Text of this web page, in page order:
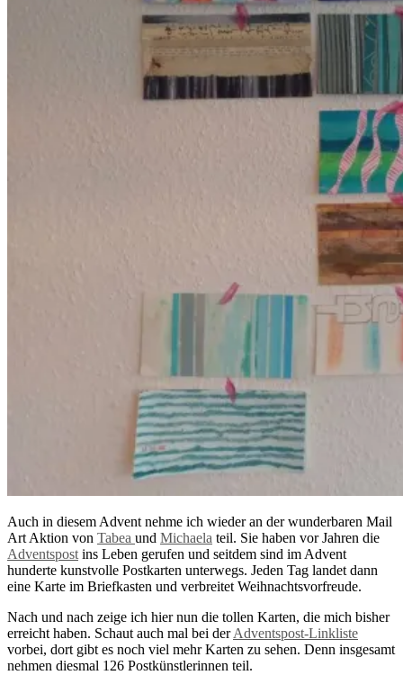
Auch in diesem Advent nehme ich wieder an der wunderbaren Mail
Art Aktion von Tabea und Michaela teil. Sie haben vor Jahren die
Adventspost ins Leben gerufen und seitdem sind im Advent
hunderte kunstvolle Postkarten unterwegs. Jeden Tag landet dann
eine Karte im Briefkasten und verbreitet Weihnachtsvorfreude.
Nach und nach zeige ich hier nun die tollen Karten, die mich bisher
erreicht haben. Schaut auch mal bei derAdventspost-Linkliste
vorbei, dort gibt es noch viel mehr Karten zu sehen. Denn insgesamt
nehmen diesmal 126 Postkünstlerinnen teil.